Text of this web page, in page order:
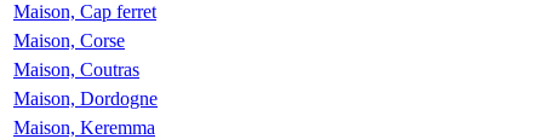
Maison, Cap ferret
Maison, Corse
Maison, Coutras
Maison, Dordogne
Maison, Keremma